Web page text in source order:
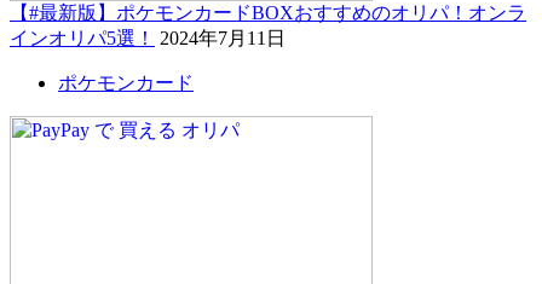
【#最新版】ポケモンカードBOXおすすめのオリパ！オンラ
インオリパ5選！
2024年7月11日
ポケモンカード